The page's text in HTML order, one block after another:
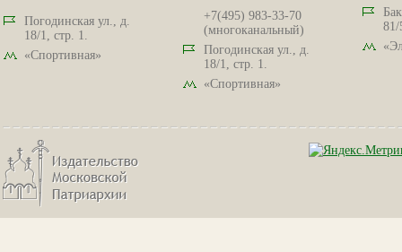
Погодинская ул., д.
18/1, стр. 1.
«Спортивная»
+7(495) 983-33-70
(многоканальный)
Погодинская ул., д.
18/1, стр. 1.
«Спортивная»
81/